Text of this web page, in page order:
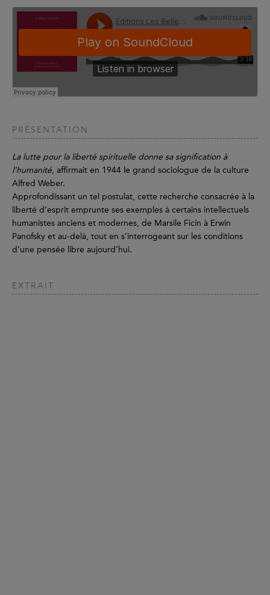
PRÉSENTATION
La lutte pour la liberté spirituelle donne sa signification à
l’humanité, affirmait en 1944 le grand sociologue de la culture
Alfred Weber.
Approfondissant un tel postulat, cette recherche consacrée à la
liberté d’esprit emprunte ses exemples à certains intellectuels
humanistes anciens et modernes, de Marsile Ficin à Erwin
Panofsky et au-delà, tout en s’interrogeant sur les conditions
d’une pensée libre aujourd’hui.
EXTRAIT